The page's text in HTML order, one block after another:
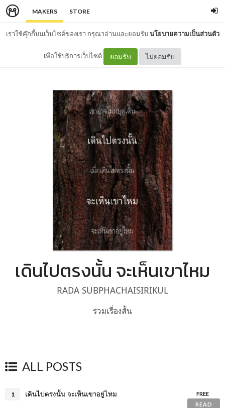
MAKERS STORE
เราใช้คุ๊กกี้บนเว็บไซต์ของเรา กรุณาอ่านและยอมรับนโยบายความเป็นส่วนตัว
เพื่อใช้บริการเว็บไซต์ ยอมรับ ไม่ยอมรับ
เดินไปตรงนั้น จะเห็นเขาไหม
RADA SUBPHACHAISIRIKUL
รวมเรื่องสั้น
ALL POSTS
1 เดินไปตรงนั้น จะเห็นเขาอยู่ไหม
FREE
READ